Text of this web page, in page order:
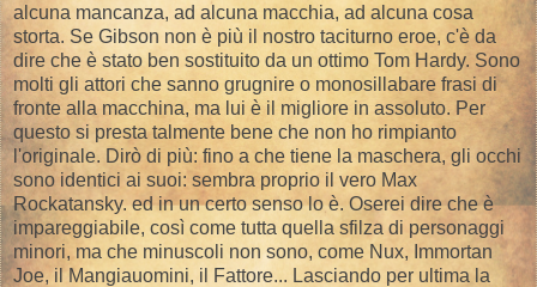
alcuna mancanza, ad alcuna macchia, ad alcuna cosa
storta. Se Gibson non è più il nostro taciturno eroe, c'è da
dire che è stato ben sostituito da un ottimo Tom Hardy. Sono
molti gli attori che sanno grugnire o monosillabare frasi di
fronte alla macchina, ma lui è il migliore in assoluto. Per
questo si presta talmente bene che non ho rimpianto
l'originale. Dirò di più: fino a che tiene la maschera, gli occhi
sono identici ai suoi: sembra proprio il vero Max
Rockatansky. ed in un certo senso lo è. Oserei dire che è
impareggiabile, così come tutta quella sfilza di personaggi
minori, ma che minuscoli non sono, come Nux, Immortan
Joe, il Mangiauomini, il Fattore... Lasciando per ultima la